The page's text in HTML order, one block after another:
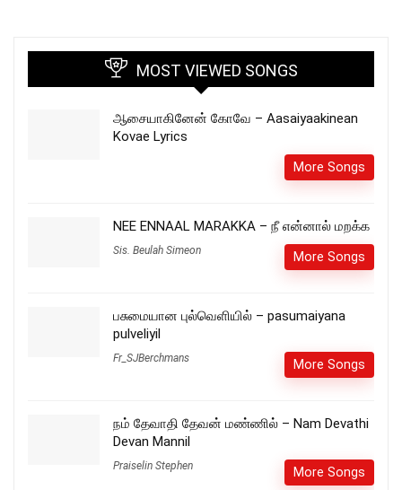
MOST VIEWED SONGS
ஆசையாகினேன் கோவே – Aasaiyaakinean
Kovae Lyrics
More Songs
NEE ENNAAL MARAKKA – நீ என்னால் மறக்க
Sis. Beulah Simeon More Songs
பசுமையான புல்வெளியில் – pasumaiyana
pulveliyil
Fr_SJBerchmans More Songs
நம் தேவாதி தேவன் மண்ணில் – Nam Devathi
Devan Mannil
Praiselin Stephen More Songs